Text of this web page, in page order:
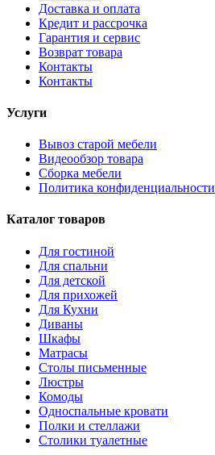
Доставка и оплата
Кредит и рассрочка
Гарантия и сервис
Возврат товара
Контакты
Контакты
Услуги
Вывоз старой мебели
Видеообзор товара
Сборка мебели
Политика конфиденциальности
Каталог товаров
Для гостиной
Для спальни
Для детской
Для прихожей
Для Кухни
Диваны
Шкафы
Матрасы
Столы письменные
Люстры
Комоды
Односпальные кровати
Полки и стеллажи
Столики туалетные